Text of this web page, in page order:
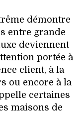
démontre
entre grande
deviennent
portée à
client, à la
ou encore à la
certaines
maisons de